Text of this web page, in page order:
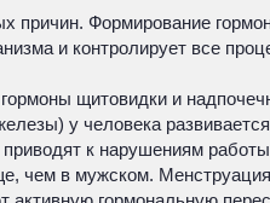
причин. Формирование
и контролирует все
щитовидки и
у человека
к нарушениям
чем в мужском.